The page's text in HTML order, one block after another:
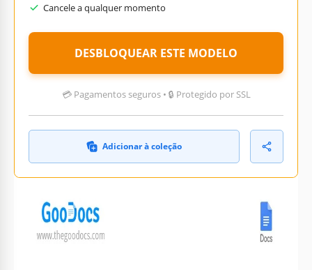
Cancele a qualquer momento
DESBLOQUEAR ESTE MODELO
💳 Pagamentos seguros • 🔒 Protegido por SSL
Adicionar à coleção
Personalize texto, imagens
e cores
Pronto para impressão em